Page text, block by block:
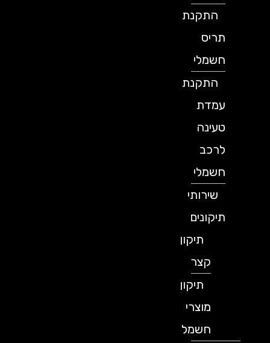
התקנת
תריס
חשמלי
התקנת
עמדת
טעינה
לרכב
חשמלי
שירותי
תיקונים
תיקון
תיקון
מוצרי
חשמל